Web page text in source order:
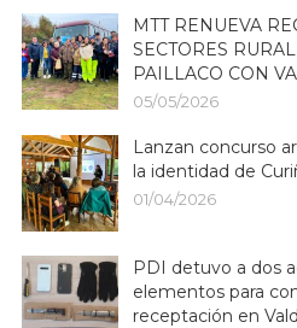
MTT RENUEVA
SECTORES
PAILLACO CON
05/05/2026
Lanzan concurso
la identidad de
01/04/2026
PDI detuvo a dos
elementos para
receptación en